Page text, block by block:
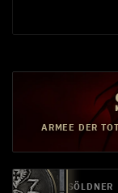
ARMEE DER
PRIMÄR-SÖLDNER